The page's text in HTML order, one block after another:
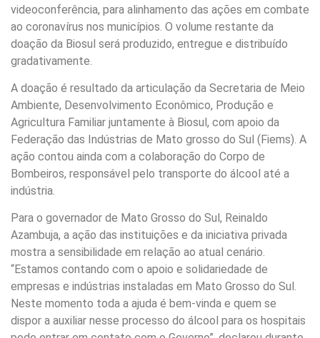
videoconferência, para alinhamento das ações em combate
ao coronavírus nos municípios. O volume restante da
doação da Biosul será produzido, entregue e distribuído
gradativamente.
A doação é resultado da articulação da Secretaria de Meio
Ambiente, Desenvolvimento Econômico, Produção e
Agricultura Familiar juntamente à Biosul, com apoio da
Federação das Indústrias de Mato grosso do Sul (Fiems). A
ação contou ainda com a colaboração do Corpo de
Bombeiros, responsável pelo transporte do álcool até a
indústria.
Para o governador de Mato Grosso do Sul, Reinaldo
Azambuja, a ação das instituições e da iniciativa privada
mostra a sensibilidade em relação ao atual cenário.
“Estamos contando com o apoio e solidariedade de
empresas e indústrias instaladas em Mato Grosso do Sul.
Neste momento toda a ajuda é bem-vinda e quem se
dispor a auxiliar nesse processo do álcool para os hospitais